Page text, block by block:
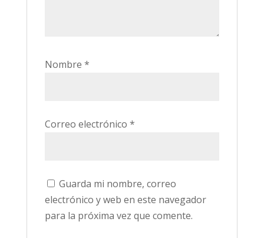
Nombre *
Correo electrónico *
Guarda mi nombre, correo
electrónico y web en este navegador
para la próxima vez que comente.